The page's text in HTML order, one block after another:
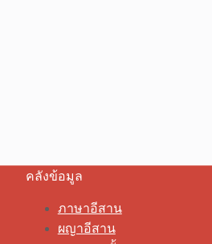
คลังข้อมูล
ภาษาอีสาน
ผญาอีสาน